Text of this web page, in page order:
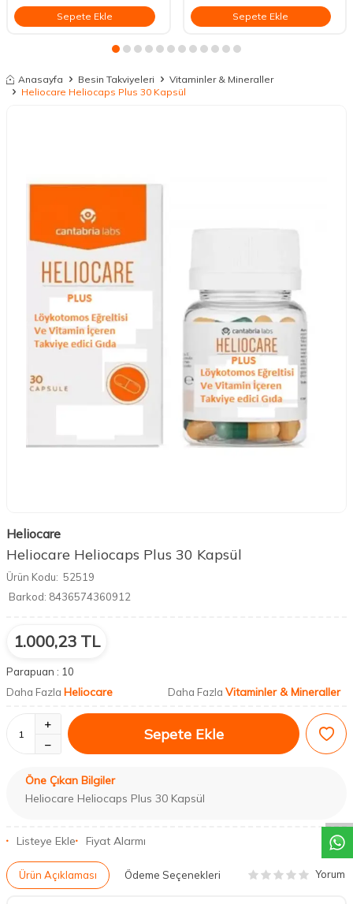
Sepete Ekle Sepete Ekle
Anasayfa Besin Takviyeleri
Vitaminler & Mineraller
Heliocare Heliocaps Plus 30 Kapsül
Heliocare
Heliocare Heliocaps Plus 30 Kapsül
Ürün Kodu: 52519
Barkod: 8436574360912
1.000,23 TL
Parapuan : 10
Daha Fazla Heliocare Daha Fazla Vitaminler & Mineraller
Sepete Ekle
Öne Çıkan Bilgiler
Heliocare Heliocaps Plus 30 Kapsül
Listeye Ekle Fiyat Alarmı
Ürün Açıklaması Ödeme Seçenekleri Yorum